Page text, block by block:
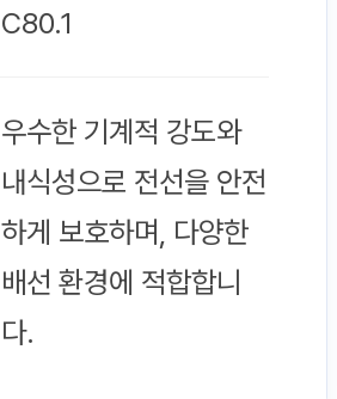
C80.1
우수한 기계적 강도와
내식성으로 전선을 안전
하게 보호하며, 다양한
배선 환경에 적합합니
다.